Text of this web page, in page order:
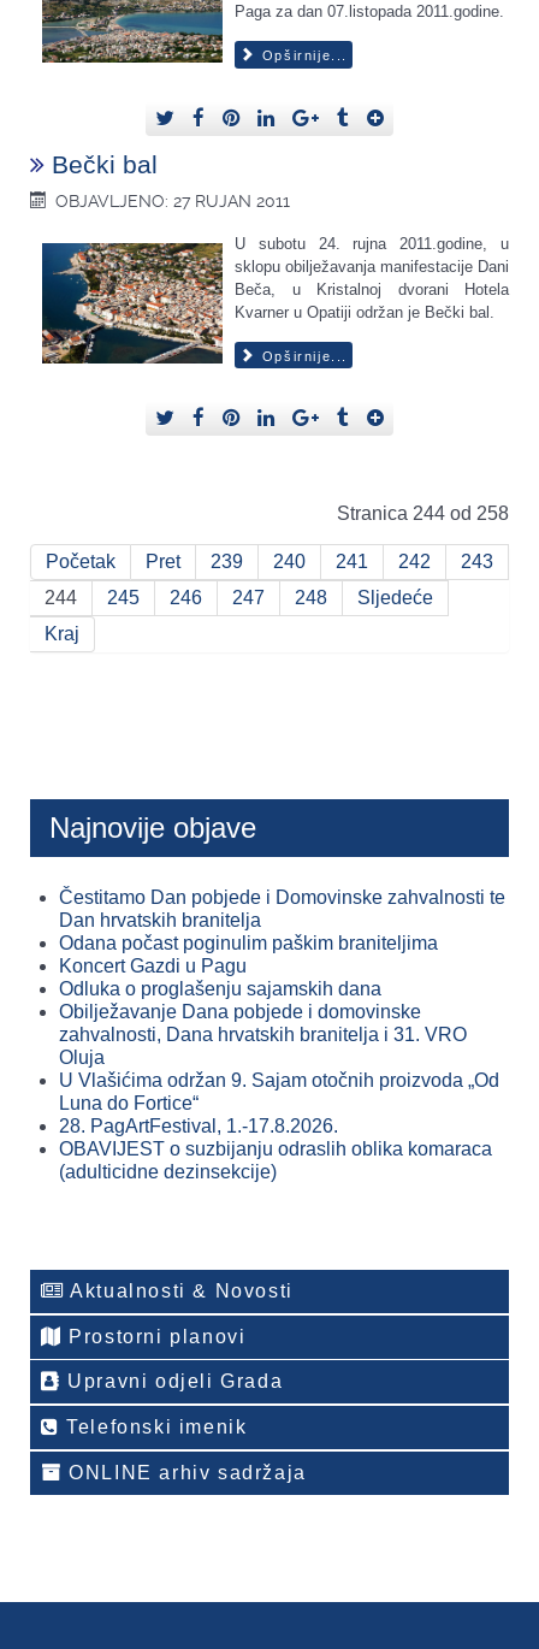
Paga za dan 07.listopada 2011.godine.
Opširnije...
Bečki bal
OBJAVLJENO: 27 RUJAN 2011
U subotu 24. rujna 2011.godine, u
sklopu obilježavanja manifestacije Dani
Beča, u Kristalnoj dvorani Hotela
Kvarner u Opatiji održan je Bečki bal.
Opširnije...
Stranica 244 od 258
Početak Pret 239 240 241 242
243
244
245 246 247 248
Sljedeće
Kraj
Najnovije objave
Čestitamo Dan pobjede i Domovinske zahvalnosti te
Dan hrvatskih branitelja
Odana počast poginulim paškim braniteljima
Koncert Gazdi u Pagu
Odluka o proglašenju sajamskih dana
Obilježavanje Dana pobjede i domovinske
zahvalnosti, Dana hrvatskih branitelja i 31. VRO
Oluja
U Vlašićima održan 9. Sajam otočnih proizvoda „Od
Luna do Fortice“
28. PagArtFestival, 1.-17.8.2026.
OBAVIJEST o suzbijanju odraslih oblika komaraca
(adulticidne dezinsekcije)
Aktualnosti & Novosti
Prostorni planovi
Upravni odjeli Grada
Telefonski imenik
ONLINE arhiv sadržaja